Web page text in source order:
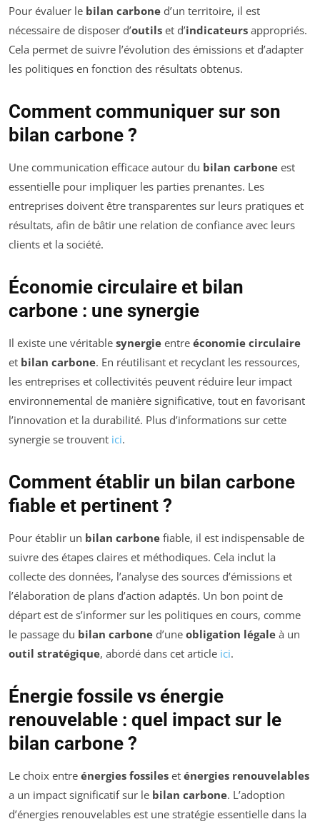
Pour évaluer le bilan carbone d’un territoire, il est
nécessaire de disposer d’outils et d’indicateurs appropriés.
Cela permet de suivre l’évolution des émissions et d’adapter
les politiques en fonction des résultats obtenus.
Comment communiquer sur son
bilan carbone ?
Une communication efficace autour du bilan carbone est
essentielle pour impliquer les parties prenantes. Les
entreprises doivent être transparentes sur leurs pratiques et
résultats, afin de bâtir une relation de confiance avec leurs
clients et la société.
Économie circulaire et bilan
carbone : une synergie
Il existe une véritable synergie entre économie circulaire
et bilan carbone. En réutilisant et recyclant les ressources,
les entreprises et collectivités peuvent réduire leur impact
environnemental de manière significative, tout en favorisant
l’innovation et la durabilité. Plus d’informations sur cette
synergie se trouvent ici.
Comment établir un bilan carbone
fiable et pertinent ?
Pour établir un bilan carbone fiable, il est indispensable de
suivre des étapes claires et méthodiques. Cela inclut la
collecte des données, l’analyse des sources d’émissions et
l’élaboration de plans d’action adaptés. Un bon point de
départ est de s’informer sur les politiques en cours, comme
le passage du bilan carbone d’une obligation légale à un
outil stratégique, abordé dans cet article ici.
Énergie fossile vs énergie
renouvelable : quel impact sur le
bilan carbone ?
Le choix entre énergies fossiles et énergies renouvelables
a un impact significatif sur le bilan carbone. L’adoption
d’énergies renouvelables est une stratégie essentielle dans la